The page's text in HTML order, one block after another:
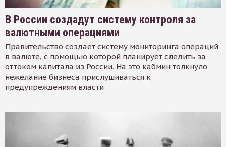
В России создадут систему контроля за
валютными операциями
Правительство создает систему мониторинга операций
в валюте, с помощью которой планирует следить за
оттоком капитала из России. На это кабмин толкнуло
нежелание бизнеса прислушиваться к
предупреждениям власти